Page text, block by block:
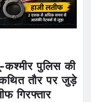
पुलिस की
तौर पर जुड़े
गिरफ्तार